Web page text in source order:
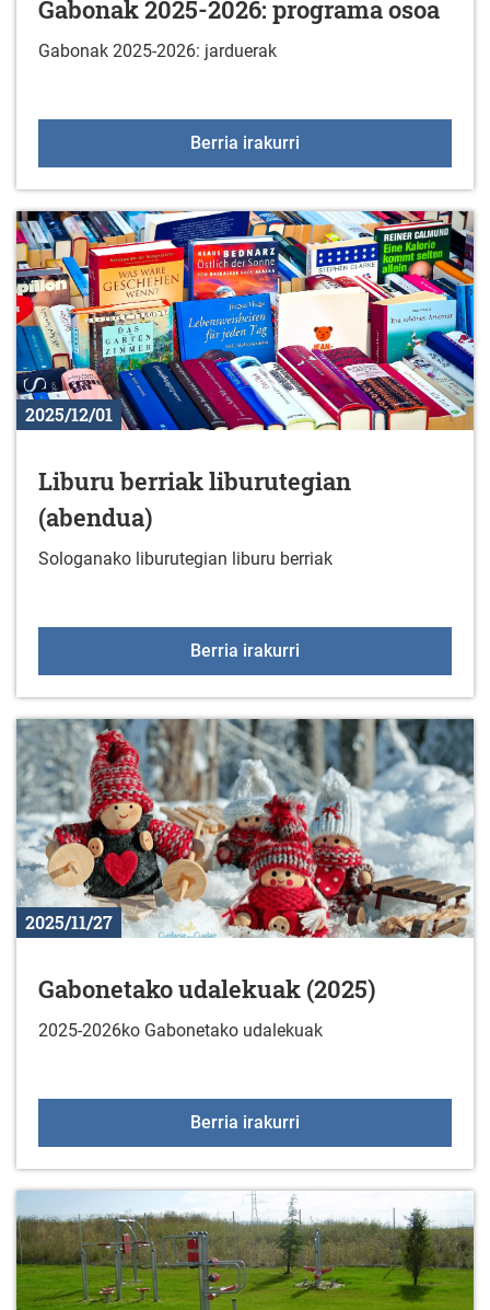
Gabonak 2025-2026: programa osoa
Gabonak 2025-2026: jarduerak
Berria irakurri
2025/12/01
Liburu berriak liburutegian
(abendua)
Sologanako liburutegian liburu berriak
Berria irakurri
2025/11/27
Gabonetako udalekuak (2025)
2025-2026ko Gabonetako udalekuak
Berria irakurri